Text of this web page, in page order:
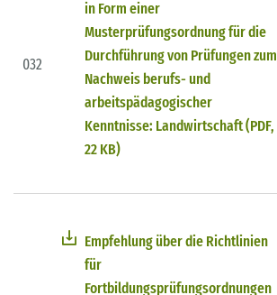
032
in Form einer
Musterprüfungsordnung für die
Durchführung von Prüfungen zum
Nachweis berufs- und
arbeitspädagogischer
Kenntnisse: Landwirtschaft (PDF,
22 KB)
Empfehlung über die Richtlinien
für
Fortbildungsprüfungsordnungen